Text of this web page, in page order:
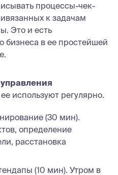
процессы-чек-
к задачам
Это и есть
бизнеса в ее простейшей
используют регулярно.
(30 мин).
определение
расстановка
(10 мин). Утром в